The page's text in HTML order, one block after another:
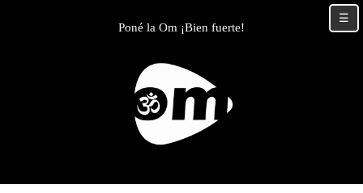
Poné la Om ¡Bien fuerte!
☰